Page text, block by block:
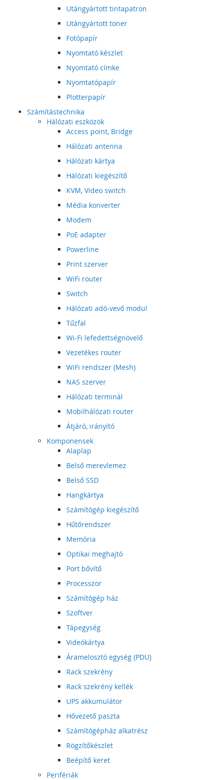
Utángyártott tintapatron
Utángyártott toner
Fotópapír
Nyomtató készlet
Nyomtató címke
Nyomtatópapír
Plotterpapír
Számítástechnika
Hálózati eszközök
Access point, Bridge
Hálózati antenna
Hálózati kártya
Hálózati kiegészítő
KVM, Video switch
Média konverter
Modem
PoE adapter
Powerline
Print szerver
WiFi router
Switch
Hálózati adó-vevő modul
Tűzfal
Wi-Fi lefedettségnövelő
Vezetékes router
WiFi rendszer (Mesh)
NAS szerver
Hálózati terminál
Mobilhálózati router
Átjáró, irányító
Komponensek
Alaplap
Belső merevlemez
Belső SSD
Hangkártya
Számítógép kiegészítő
Hűtőrendszer
Memória
Optikai meghajtó
Port bővítő
Processzor
Számítógép ház
Szoftver
Tápegység
Videókártya
Áramelosztó egység (PDU)
Rack szekrény
Rack szekrény kellék
UPS akkumulátor
Hővezető paszta
Számítógépház alkatrész
Rögzítőkészlet
Beépítő keret
Perifériák